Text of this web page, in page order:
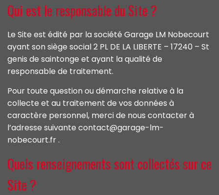
Qui est le responsable du Site ?
Le Site est édité par la société Garage LM Nobecourt
ayant son siège social 2 PL DE LA LIBERTE – 17240 – St
genis de saintonge et ayant la qualité de
responsable de traitement.
Pour toute question ou démarche relative à la
collecte et au traitement de vos données à
caractère personnel, merci de nous contacter à
l’adresse suivante contact@garage-lm-
nobecourt.fr .
Quels renseignements sont collectés sur ce
Site ?